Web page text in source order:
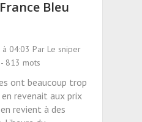
Bleu
04:03 Par Le sniper
813 mots
ont beaucoup trop
revenait aux prix
revient à des